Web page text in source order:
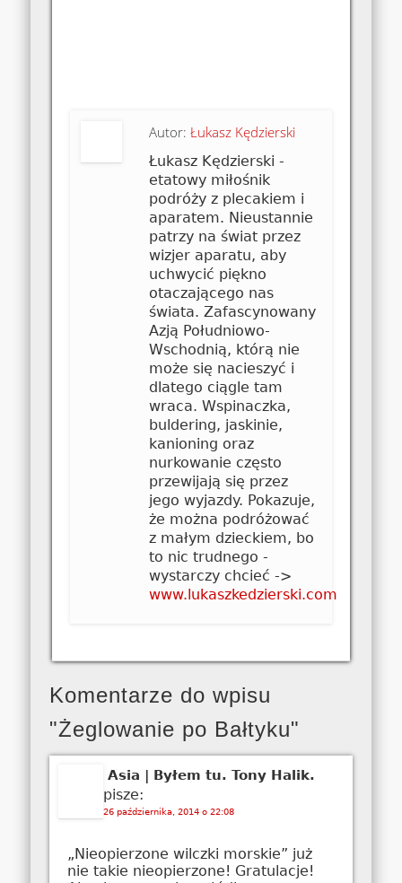
Autor:Łukasz Kędzierski
Łukasz Kędzierski -
etatowy miłośnik
podróży z plecakiem i
aparatem. Nieustannie
patrzy na świat przez
wizjer aparatu, aby
uchwycić piękno
otaczającego nas
świata. Zafascynowany
Azją Południowo-
Wschodnią, którą nie
może się nacieszyć i
dlatego ciągle tam
wraca. Wspinaczka,
buldering, jaskinie,
kanioning oraz
nurkowanie często
przewijają się przez
jego wyjazdy. Pokazuje,
że można podróżować
z małym dzieckiem, bo
to nic trudnego -
wystarczy chcieć ->
www.lukaszkedzierski.com
Komentarze do wpisu
"Żeglowanie po Bałtyku"
Asia | Byłem tu. Tony Halik.
pisze:
26 października, 2014 o 22:08
„Nieopierzone wilczki morskie” już
nie takie nieopierzone! Gratulacje!